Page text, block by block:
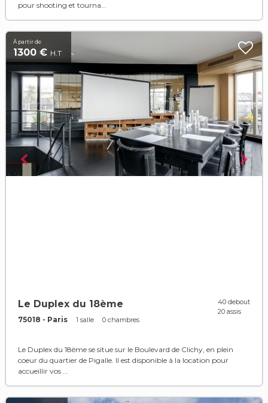
pour shooting et tourna...
À partir de
1300 € H.T
Le Duplex du 18ème
75018 - Paris 1 salle 0 chambres
40 debout
20 assis
Le Duplex du 18ème se situe sur le Boulevard de Clichy, en plein
coeur du quartier de Pigalle. Il est disponible à la location pour
accueillir vos ...